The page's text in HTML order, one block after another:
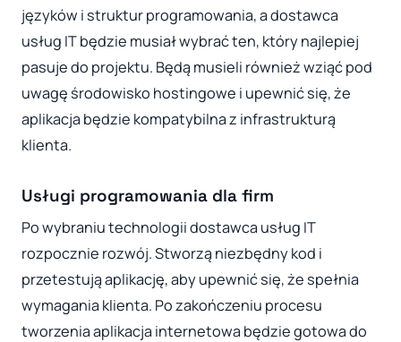
języków i struktur programowania, a dostawca
usług IT będzie musiał wybrać ten, który najlepiej
pasuje do projektu. Będą musieli również wziąć pod
uwagę środowisko hostingowe i upewnić się, że
aplikacja będzie kompatybilna z infrastrukturą
klienta.
Usługi programowania dla firm
Po wybraniu technologii dostawca usług IT
rozpocznie rozwój. Stworzą niezbędny kod i
przetestują aplikację, aby upewnić się, że spełnia
wymagania klienta. Po zakończeniu procesu
tworzenia aplikacja internetowa będzie gotowa do